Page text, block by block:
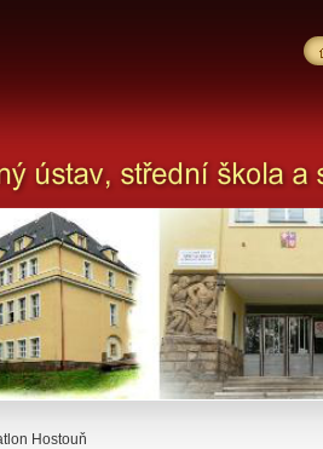
Hostouň